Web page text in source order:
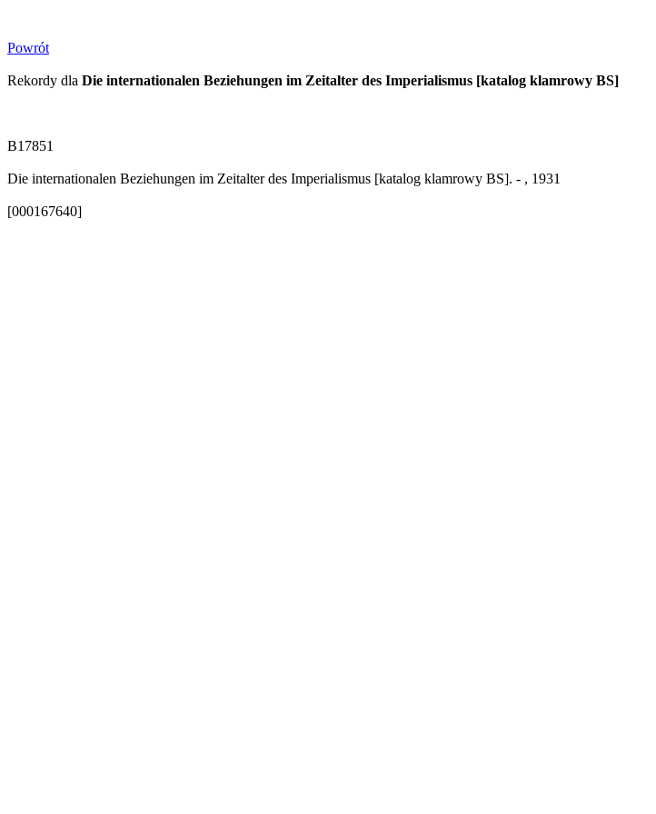
Powrót
Rekordy dla Die internationalen Beziehungen im Zeitalter des Imperialismus [katalog klamrowy BS]
B17851
Die internationalen Beziehungen im Zeitalter des Imperialismus [katalog klamrowy BS]. - , 1931
[000167640]